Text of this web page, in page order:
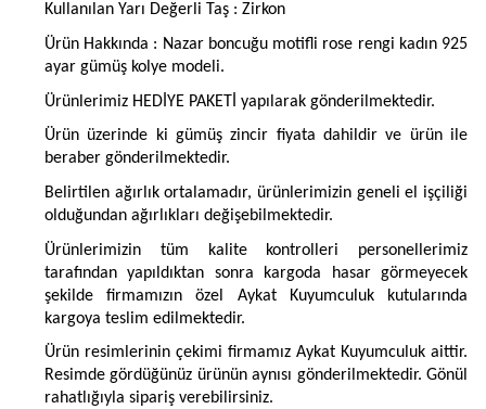
Kullanılan Yarı Değerli Taş : Zirkon
Ürün Hakkında : Nazar boncuğu motifli rose rengi kadın 925
ayar gümüş kolye modeli.
Ürünlerimiz HEDİYE PAKETİ yapılarak gönderilmektedir.
Ürün üzerinde ki gümüş zincir fiyata dahildir ve ürün ile
beraber gönderilmektedir.
Belirtilen ağırlık ortalamadır, ürünlerimizin geneli el işçiliği
olduğundan ağırlıkları değişebilmektedir.
Ürünlerimizin tüm kalite kontrolleri personellerimiz
tarafından yapıldıktan sonra kargoda hasar görmeyecek
şekilde firmamızın özel Aykat Kuyumculuk kutularında
kargoya teslim edilmektedir.
Ürün resimlerinin çekimi firmamız Aykat Kuyumculuk aittir.
Resimde gördüğünüz ürünün aynısı gönderilmektedir. Gönül
rahatlığıyla sipariş verebilirsiniz.